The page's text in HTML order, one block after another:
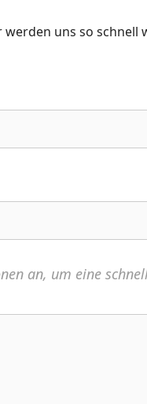
uns so
an, um eine